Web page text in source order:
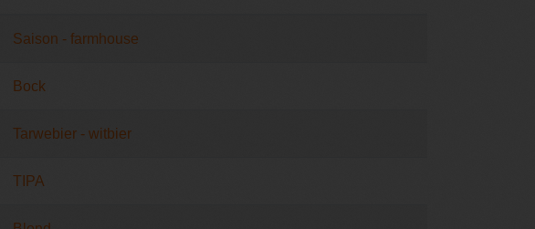
Saison - farmhouse
Bock
Tarwebier - witbier
TIPA